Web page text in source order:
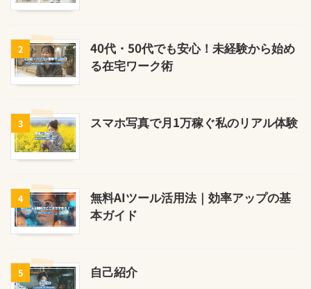
2
40代・50代でも安心！未経験から始め
る在宅ワーク術
3 スマホ写真で月1万稼ぐ私のリアル体験
4
無料AIツール活用法｜効率アップの基
本ガイド
5 自己紹介